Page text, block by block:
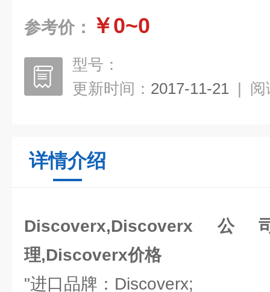
参考价： ￥0~0
型号：
更新时间： 2017-11-21 | 阅
详情介绍
Discoverx,Discoverx
理,Discoverx价格
"进口品牌：Discoverx;